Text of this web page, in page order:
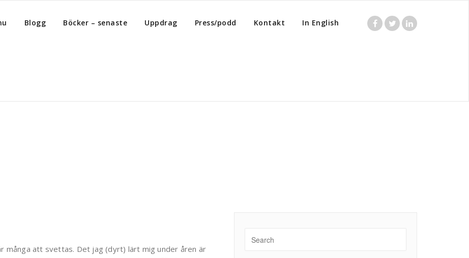
Blogg Böcker – senaste Uppdrag Press/podd Kontakt In English
många att svettas. Det jag (dyrt) lärt mig under åren är